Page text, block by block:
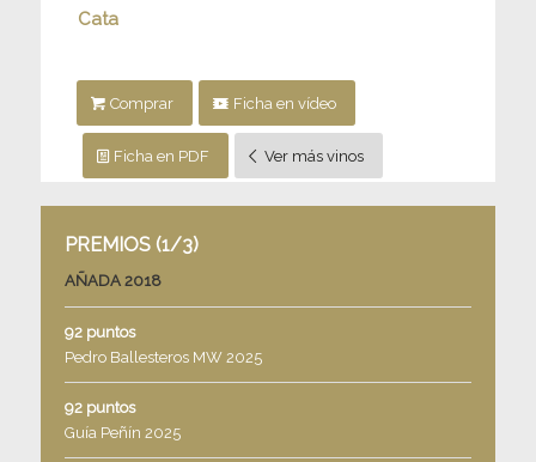
Cata
Comprar Ficha en vídeo
Ficha en PDF Ver más vinos
PREMIOS (1/3)
AÑADA 2018
92 puntos
Pedro Ballesteros MW 2025
92 puntos
Guía Peñín 2025